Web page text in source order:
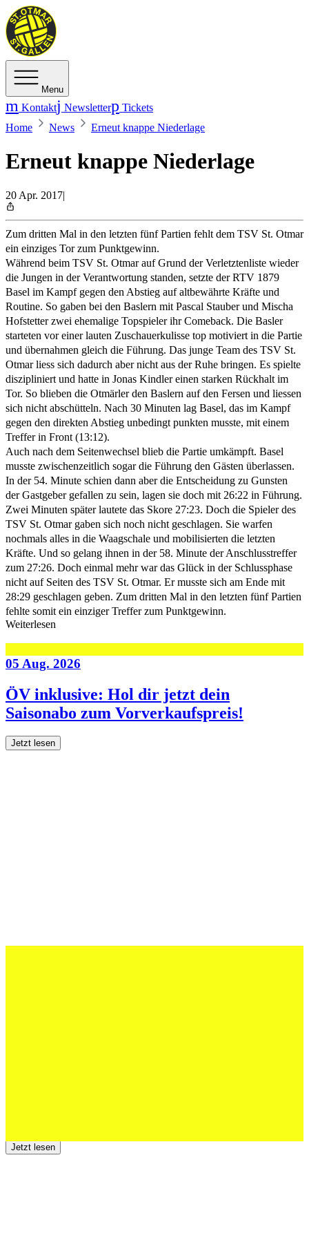
Menu
Kontakt Newsletter
Tickets
Home
News Erneut knappe Niederlage
Erneut knappe Niederlage
20 Apr. 2017|
Zum dritten Mal in den letzten fünf Partien fehlt dem TSV St. Otmar
ein einziges Tor zum Punktgewinn.
Während beim TSV St. Otmar auf Grund der Verletztenliste wieder
die Jungen in der Verantwortung standen, setzte der RTV 1879
Basel im Kampf gegen den Abstieg auf altbewährte Kräfte und
Routine. So gaben bei den Baslern mit Pascal Stauber und Mischa
Hofstetter zwei ehemalige Topspieler ihr Comeback. Die Basler
starteten vor einer lauten Zuschauerkulisse top motiviert in die Partie
und übernahmen gleich die Führung. Das junge Team des TSV St.
Otmar liess sich dadurch aber nicht aus der Ruhe bringen. Es spielte
diszipliniert und hatte in Jonas Kindler einen starken Rückhalt im
Tor. So blieben die Otmärler den Baslern auf den Fersen und liessen
sich nicht abschütteln. Nach 30 Minuten lag Basel, das im Kampf
gegen den direkten Abstieg unbedingt punkten musste, mit einem
Treffer in Front (13:12).
Auch nach dem Seitenwechsel blieb die Partie umkämpft. Basel
musste zwischenzeitlich sogar die Führung den Gästen überlassen.
In der 54. Minute schien dann aber die Entscheidung zu Gunsten
der Gastgeber gefallen zu sein, lagen sie doch mit 26:22 in Führung.
Zwei Minuten später lautete das Skore 27:23. Doch die Spieler des
TSV St. Otmar gaben sich noch nicht geschlagen. Sie warfen
nochmals alles in die Waagschale und mobilisierten die letzten
Kräfte. Und so gelang ihnen in der 58. Minute der Anschlusstreffer
zum 27:26. Doch einmal mehr war das Glück in der Schlussphase
nicht auf Seiten des TSV St. Otmar. Er musste sich am Ende mit
28:29 geschlagen geben. Zum dritten Mal in den letzten fünf Partien
fehlte somit ein einziger Treffer zum Punktgewinn.
Weiterlesen
05 Aug. 2026
ÖV inklusive: Hol dir jetzt dein
Saisonabo zum Vorverkaufspreis!
Jetzt lesen
Jetzt lesen